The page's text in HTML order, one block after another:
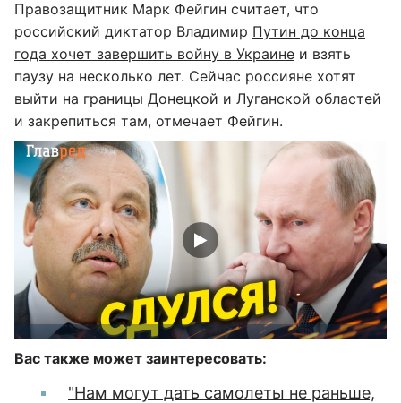
Правозащитник Марк Фейгин считает, что
российский диктатор Владимир Путин до конца
года хочет завершить войну в Украине и взять
паузу на несколько лет. Сейчас россияне хотят
выйти на границы Донецкой и Луганской областей
и закрепиться там, отмечает Фейгин.
Вас также может заинтересовать:
"Нам могут дать самолеты не раньше,